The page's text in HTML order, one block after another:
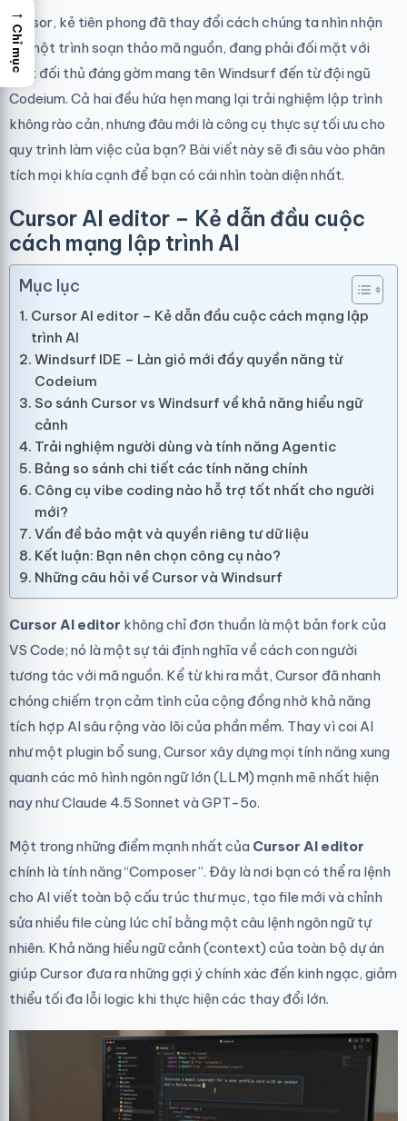
Cursor, kẻ tiên phong đã thay đổi cách chúng ta nhìn nhận
về một trình soạn thảo mã nguồn, đang phải đối mặt với
một đối thủ đáng gờm mang tên Windsurf đến từ đội ngũ
Codeium. Cả hai đều hứa hẹn mang lại trải nghiệm lập trình
không rào cản, nhưng đâu mới là công cụ thực sự tối ưu cho
quy trình làm việc của bạn? Bài viết này sẽ đi sâu vào phân
tích mọi khía cạnh để bạn có cái nhìn toàn diện nhất.
Cursor AI editor – Kẻ dẫn đầu cuộc
cách mạng lập trình AI
Mục lục
Cursor AI editor – Kẻ dẫn đầu cuộc cách mạng lập
trình AI
Windsurf IDE – Làn gió mới đầy quyền năng từ
Codeium
So sánh Cursor vs Windsurf về khả năng hiểu ngữ
cảnh
Trải nghiệm người dùng và tính năng Agentic
Bảng so sánh chi tiết các tính năng chính
Công cụ vibe coding nào hỗ trợ tốt nhất cho người
mới?
Vấn đề bảo mật và quyền riêng tư dữ liệu
Kết luận: Bạn nên chọn công cụ nào?
Những câu hỏi về Cursor và Windsurf
Cursor AI editor không chỉ đơn thuần là một bản fork của
VS Code; nó là một sự tái định nghĩa về cách con người
tương tác với mã nguồn. Kể từ khi ra mắt, Cursor đã nhanh
chóng chiếm trọn cảm tình của cộng đồng nhờ khả năng
tích hợp AI sâu rộng vào lõi của phần mềm. Thay vì coi AI
như một plugin bổ sung, Cursor xây dựng mọi tính năng xung
quanh các mô hình ngôn ngữ lớn (LLM) mạnh mẽ nhất hiện
nay như Claude 4.5 Sonnet và GPT-5o.
Một trong những điểm mạnh nhất của Cursor AI editor
chính là tính năng “Composer”. Đây là nơi bạn có thể ra lệnh
cho AI viết toàn bộ cấu trúc thư mục, tạo file mới và chỉnh
sửa nhiều file cùng lúc chỉ bằng một câu lệnh ngôn ngữ tự
nhiên. Khả năng hiểu ngữ cảnh (context) của toàn bộ dự án
giúp Cursor đưa ra những gợi ý chính xác đến kinh ngạc, giảm
thiểu tối đa lỗi logic khi thực hiện các thay đổi lớn.
→
Chỉ mục